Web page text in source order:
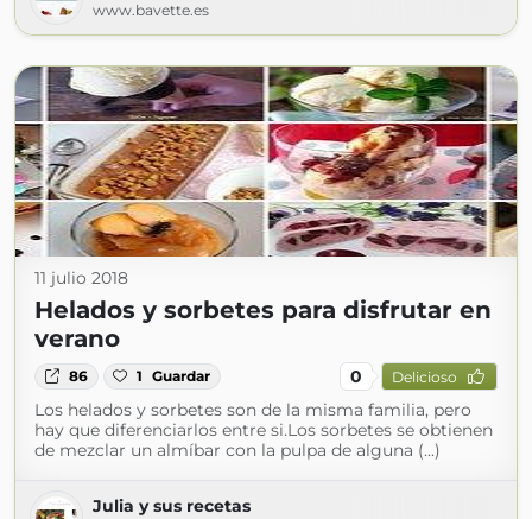
www.bavette.es
11 julio 2018
Helados y sorbetes para disfrutar en
verano
86 1 Guardar 0 Delicioso
Los helados y sorbetes son de la misma familia, pero
hay que diferenciarlos entre si.Los sorbetes se obtienen
de mezclar un almíbar con la pulpa de alguna (...)
Julia y sus recetas